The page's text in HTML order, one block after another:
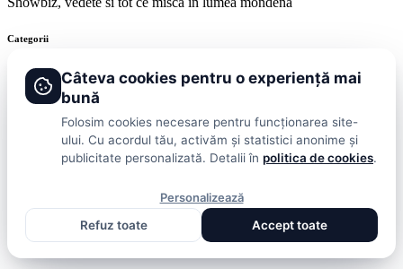
Categorii
StiriShowbizPublicitateLifestyleHealth & BeautyCasa si Gradina
PublicitatePolitica De ConfidentialitateHomeTermeni și
Câteva cookies pentru o experiență mai
bună
Folosim cookies necesare pentru funcționarea site-
ului. Cu acordul tău, activăm și statistici anonime și
publicitate personalizată. Detalii în politica de cookies.
Personalizează
Refuz toate
Accept toate